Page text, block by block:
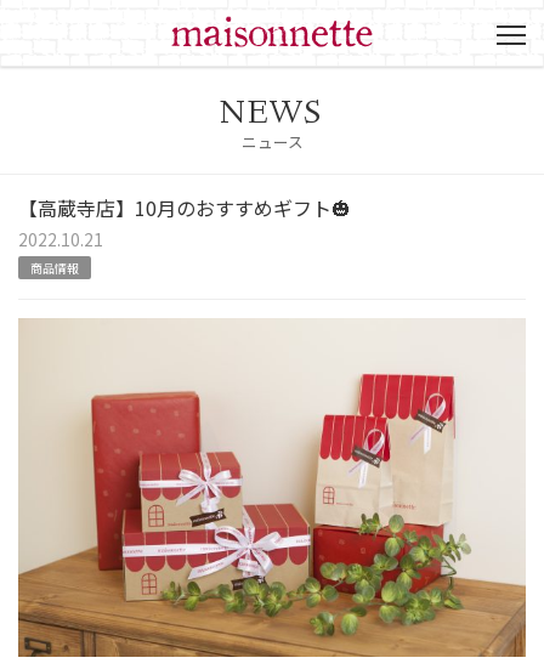
NEWS
ニュース
【高蔵寺店】10月のおすすめギフト🎃
2022.10.21
商品情報